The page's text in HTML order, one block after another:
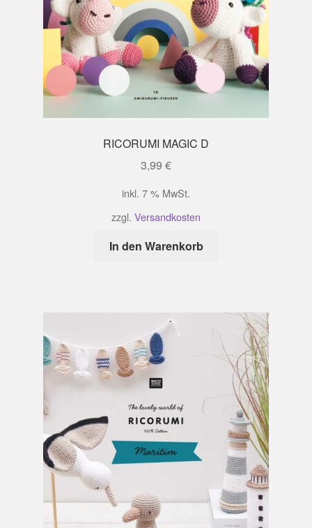
RICORUMI MAGIC D
3,99 €
inkl. 7 % MwSt.
zzgl. Versandkosten
In den Warenkorb